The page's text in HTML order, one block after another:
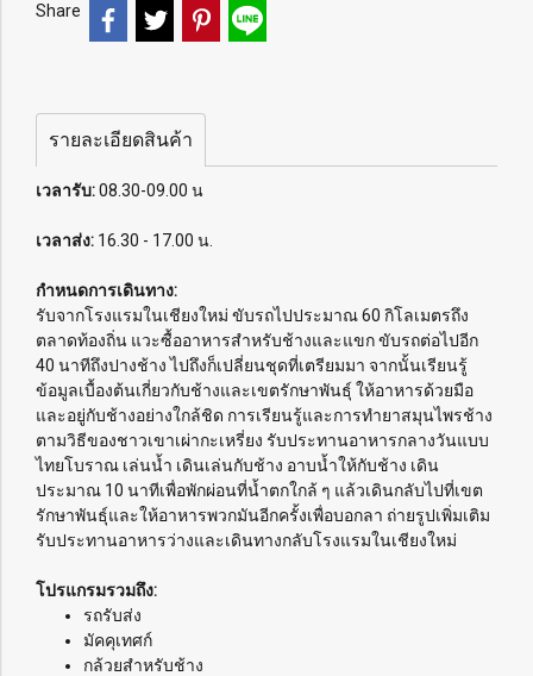
Share
รายละเอียดสินค้า
เวลารับ:08.30-09.00 น
เวลาส่ง: 16.30 - 17.00 น.
กำหนดการเดินทาง:
รับจากโรงแรมในเชียงใหม่ ขับรถไปประมาณ 60 กิโลเมตรถึง
ตลาดท้องถิ่น แวะซื้ออาหารสำหรับช้างและแขก ขับรถต่อไปอีก
40 นาทีถึงปางช้าง ไปถึงก็เปลี่ยนชุดที่เตรียมมา จากนั้นเรียนรู้
ข้อมูลเบื้องต้นเกี่ยวกับช้างและเขตรักษาพันธุ์ ให้อาหารด้วยมือ
และอยู่กับช้างอย่างใกล้ชิด การเรียนรู้และการทำยาสมุนไพรช้าง
ตามวิธีของชาวเขาเผ่ากะเหรี่ยง รับประทานอาหารกลางวันแบบ
ไทยโบราณ เล่นน้ำ เดินเล่นกับช้าง อาบน้ำให้กับช้าง เดิน
ประมาณ 10 นาทีเพื่อพักผ่อนที่น้ำตกใกล้ ๆ แล้วเดินกลับไปที่เขต
รักษาพันธุ์และให้อาหารพวกมันอีกครั้งเพื่อบอกลา ถ่ายรูปเพิ่มเติม
รับประทานอาหารว่างและเดินทางกลับโรงแรมในเชียงใหม่
โปรแกรมรวมถึง:
รถรับส่ง
มัคคุเทศก์
กล้วยสำหรับช้าง